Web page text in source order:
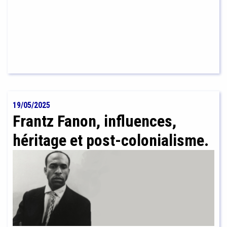
19/05/2025
Frantz Fanon, influences,
héritage et post-colonialisme.